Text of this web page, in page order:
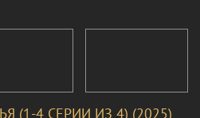
(1-4 СЕРИИ ИЗ 4) (2025)